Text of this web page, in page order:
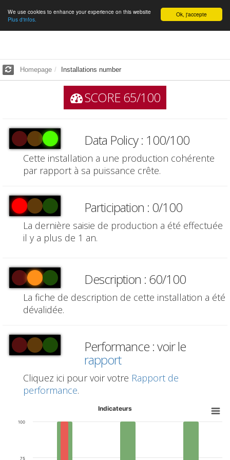
English Ok, j'accepte
We use cookies to enhance your experience on this website
Plus d'infos.
Homepage Installations number
SCORE 65/100
Data Policy : 100/100
Cette installation a une production cohérente
par rapport à sa puissance crête.
Participation : 0/100
La dernière saisie de production a été effectuée
il y a plus de 1 an.
Description : 60/100
La fiche de description de cette installation a été
dévalidée.
Performance : voir le
rapport
Cliquez ici pour voir votre Rapport de
performance.
Indicateurs
75
100